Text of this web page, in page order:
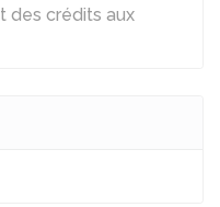
des crédits aux